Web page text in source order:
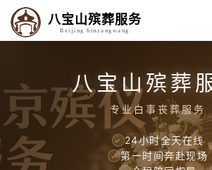
八宝山殡葬服务
Beijing binzangwang
八宝山殡葬
专业白事丧葬服务
✓ 24小时全天在线
✓ 第一时间奔赴现场